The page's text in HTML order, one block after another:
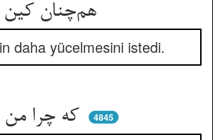
هم‌چنان کین شاه‌زاده شکر شاه ** کرد استکبار و استکثار جاه
daha yücelmesini istedi.
4845